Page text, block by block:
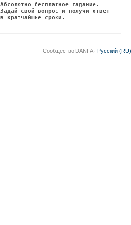
Абсолютно бесплатное гадание.
Задай свой вопрос и получи ответ
в кратчайшие сроки.
Сообщество DANFA · Русский (RU)